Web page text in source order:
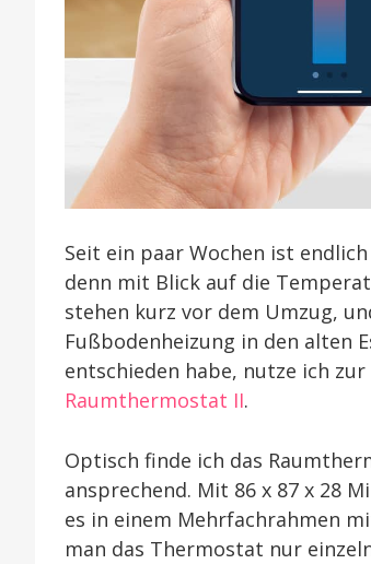
Seit ein paar Wochen ist
denn mit Blick auf die
stehen kurz vor dem Umzug,
Fußbodenheizung in den alten
entschieden habe, nutze ich
Raumthermostat II.
Optisch finde ich das
ansprechend. Mit 86 x 87 x 28
es in einem Mehrfachrahmen
man das Thermostat nur